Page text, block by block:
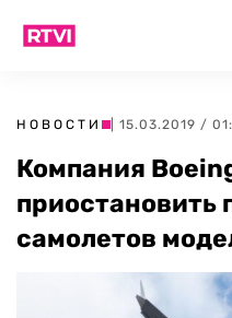
НОВОСТИ | 15.03.2019 /
Компания
приостановить
самолетов